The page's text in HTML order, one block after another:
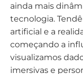
ainda mais
tecnologia.
artificial e a
começando a
visualizamos
imersivas e